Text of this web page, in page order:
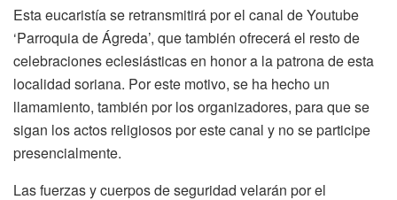
Esta eucaristía se retransmitirá por el canal de Youtube
‘Parroquia de Ágreda’, que también ofrecerá el resto de
celebraciones eclesiásticas en honor a la patrona de esta
localidad soriana. Por este motivo, se ha hecho un
llamamiento, también por los organizadores, para que se
sigan los actos religiosos por este canal y no se participe
presencialmente.
Las fuerzas y cuerpos de seguridad velarán por el